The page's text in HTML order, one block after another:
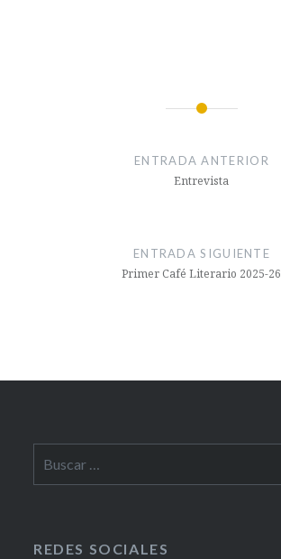
ENTRADA ANTERIOR
Entrevista
ENTRADA SIGUIENTE
Primer Café Literario 2025-26
REDES SOCIALES